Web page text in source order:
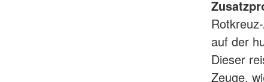
auf der
Dieser
Zeuge,